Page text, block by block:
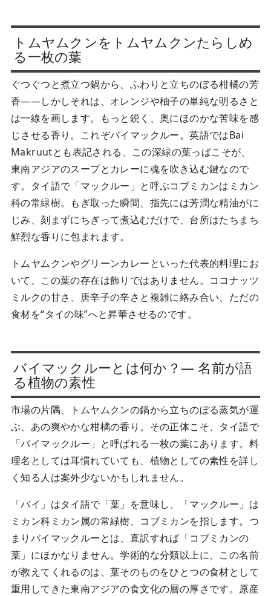
トムヤムクンをトムヤムクンたらしめ
る一枚の葉
ぐつぐつと煮立つ鍋から、ふわりと立ちのぼる柑橘の芳
香——しかしそれは、オレンジや柚子の単純な明るさと
は一線を画します。もっと鋭く、奥にほのかな苦味を感
じさせる香り。これぞバイマックルー。英語ではBai
Makruutとも表記される、この深緑の葉っぱこそが、
東南アジアのスープとカレーに魂を吹き込む鍵なので
す。タイ語で「マックルー」と呼ぶコブミカンはミカン
科の常緑樹。もぎ取った瞬間、指先には芳潤な精油がに
じみ、刻まずにちぎって煮込むだけで、台所はたちまち
鮮烈な香りに包まれます。
トムヤムクンやグリーンカレーといった代表的料理にお
いて、この葉の存在は飾りではありません。ココナッツ
ミルクの甘さ、唐辛子の辛さと複雑に絡み合い、ただの
食材を“タイの味”へと昇華させるのです。
バイマックルーとは何か？— 名前が語
る植物の素性
市場の片隅、トムヤムクンの鍋から立ちのぼる蒸気が運
ぶ、あの爽やかな柑橘の香り。その正体こそ、タイ語で
「バイマックルー」と呼ばれる一枚の葉にあります。料
理名としては耳慣れていても、植物としての素性を詳し
く知る人は案外少ないかもしれません。
「バイ」はタイ語で「葉」を意味し、「マックルー」は
ミカン科ミカン属の常緑樹、コブミカンを指します。つ
まりバイマックルーとは、直訳すれば「コブミカンの
葉」にほかなりません。学術的な分類以上に、この名前
が教えてくれるのは、葉そのものをひとつの食材として
重用してきた東南アジアの食文化の層の厚さです。原産